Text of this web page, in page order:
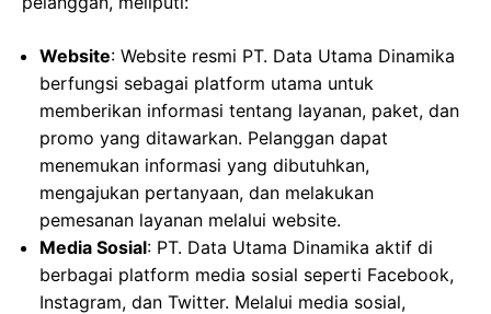
Website: Website resmi PT. Data Utama Dinamika
berfungsi sebagai platform utama untuk
memberikan informasi tentang layanan, paket, dan
promo yang ditawarkan. Pelanggan dapat
menemukan informasi yang dibutuhkan,
mengajukan pertanyaan, dan melakukan
pemesanan layanan melalui website.
Media Sosial: PT. Data Utama Dinamika aktif di
berbagai platform media sosial seperti Facebook,
Instagram, dan Twitter. Melalui media sosial,